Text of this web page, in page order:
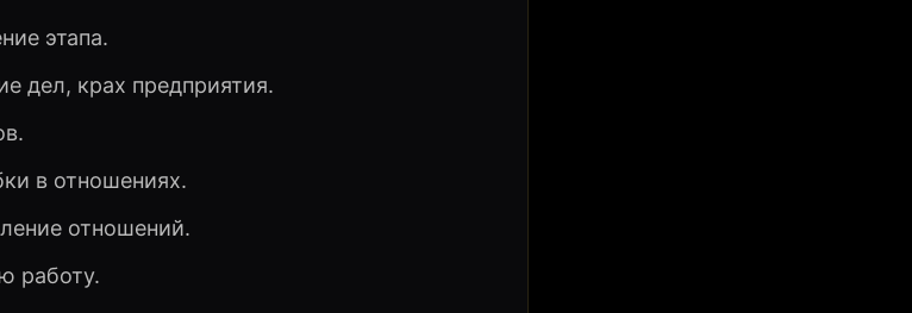
этапа.
дел, крах предприятия.
в отношениях.
отношений.
работу.